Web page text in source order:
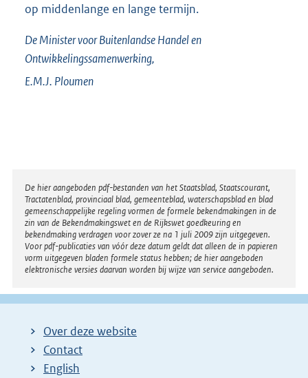
op middenlange en lange termijn.
De Minister voor Buitenlandse Handel en
Ontwikkelingssamenwerking,
E.M.J. Ploumen
Disclaimer
De hier aangeboden pdf-bestanden van het Staatsblad, Staatscourant,
Tractatenblad, provinciaal blad, gemeenteblad, waterschapsblad en blad
gemeenschappelijke regeling vormen de formele bekendmakingen in de
zin van de Bekendmakingswet en de Rijkswet goedkeuring en
bekendmaking verdragen voor zover ze na 1 juli 2009 zijn uitgegeven.
Voor pdf-publicaties van vóór deze datum geldt dat alleen de in papieren
vorm uitgegeven bladen formele status hebben; de hier aangeboden
elektronische versies daarvan worden bij wijze van service aangeboden.
Over deze website
Contact
English